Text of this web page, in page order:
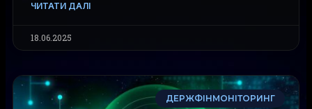
ЧИТАТИ ДАЛІ
18.06.2025
ДЕРЖФІНМОНІТОРИНГ